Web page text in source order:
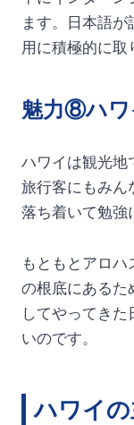
ます。日本語
用に積極的に取
魅力⑧ハワ
ハワイは観光地
旅行客にもみん
落ち着いて勉強
もともとアロ
の根底にあるた
してやってき
いのです。
ハワイ